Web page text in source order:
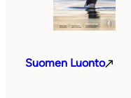
Suomen Luonto